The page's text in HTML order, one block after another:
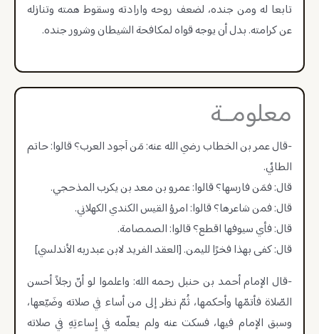
تابعا له ومن جنده، لضعف روحه وارادته وسقوط همته وتنازله
عن كرامته. بدل أن يوجه قواه لمكافحة الشيطان وشرور جنده.
معلومــة
-قال عمر بن الخطاب رضي الله عنه: مَن أجود العرب؟ قالوا: حاتم
الطائي.
قال: فمَن فارسها؟ قالوا: عمرو بن معد بن يكرب المذحجي.
قال: فمن شاعرها؟ قالوا: امرؤ القيس الكندي الكهلاني.
قال: فأي سيوفها اقطع؟ قالوا: الصمصامة.
قال: كفى بهذا فخرًا لليمن. [العقد الفريد لابن عبدربه الأندلسي]
-قال الإمام أحمد بن حنبل رحمه الله: واعلموا لو أنّ رجلاً أحسن
الصّلاة فأتمّها وأحكمها، ثُمّ نظر إلى من أساء في صلاته وضَيّعها،
وسبق الإمام فيها، فسكت عنه ولم يعلّمه في إِساءتِهِ في صلاته